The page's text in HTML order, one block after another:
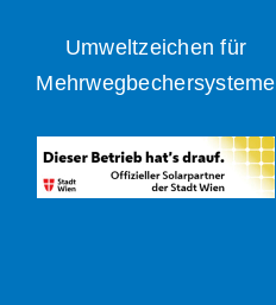
Umweltzeichen für
Mehrwegbechersysteme